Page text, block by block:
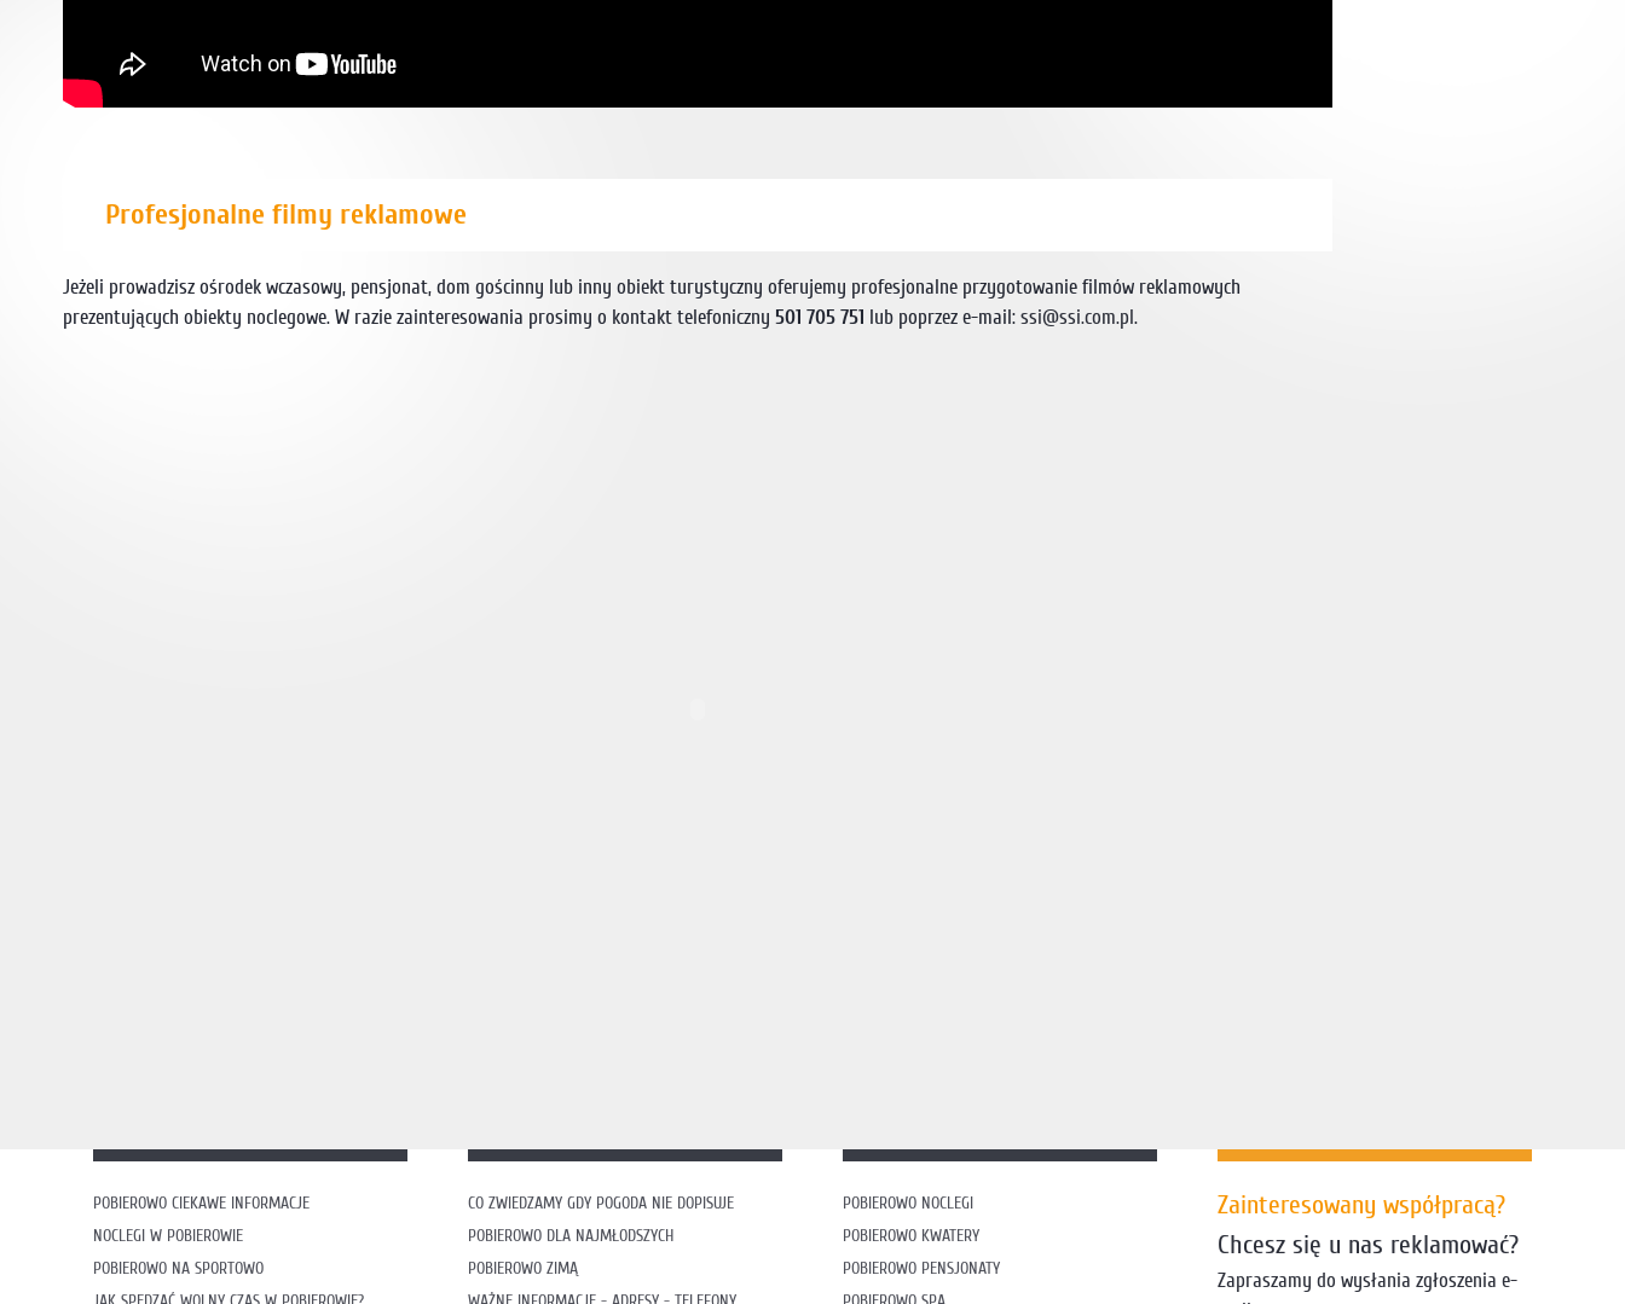
Profesjonalne filmy reklamowe
Jeżeli prowadzisz ośrodek wczasowy, pensjonat, dom gościnny lub inny obiekt turystyczny oferujemy profesjonalne przygotowanie filmów reklamowych
prezentujących obiekty noclegowe. W razie zainteresowania prosimy o kontakt telefoniczny 501 705 751 lub poprzez e-mail: ssi@ssi.com.pl.
POBIEROWO CIEKAWE INFORMACJE
NOCLEGI W POBIEROWIE
POBIEROWO NA SPORTOWO
CO ZWIEDZAMY GDY POGODA NIE DOPISUJE
POBIEROWO DLA NAJMŁODSZYCH
POBIEROWO ZIMĄ
POBIEROWO NOCLEGI
POBIEROWO KWATERY
POBIEROWO PENSJONATY
Zainteresowany współpracą?
Chcesz się u nas reklamować?
Zapraszamy do wysłania zgłoszenia e-